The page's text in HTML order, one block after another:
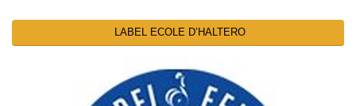
LABEL ECOLE D’HALTERO